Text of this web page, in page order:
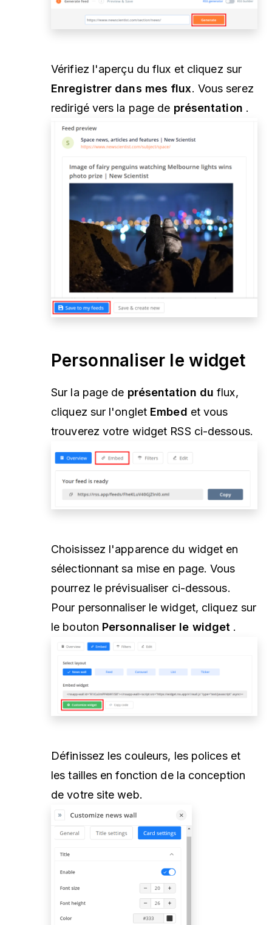
Vérifiez l'aperçu du flux et cliquez sur
Enregistrer dans mes flux. Vous serez
redirigé vers la page de présentation .
Personnaliser le widget
Sur la page de présentation duflux,
cliquez sur l'onglet Embed et vous
trouverez votre widget RSS ci-dessous.
Choisissez l'apparence du widget en
sélectionnant sa mise en page. Vous
pourrez le prévisualiser ci-dessous.
Pour personnaliser le widget, cliquez sur
le bouton Personnaliser le widget .
Définissez les couleurs, les polices et
les tailles en fonction de la conception
de votre site web.